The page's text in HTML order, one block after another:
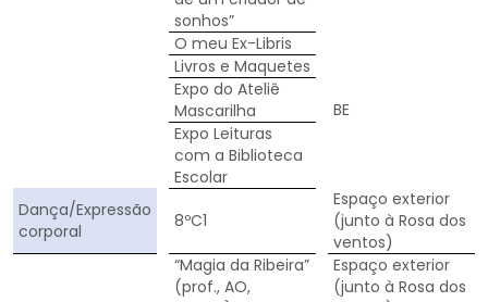
sonhos”
O meu Ex-Libris
BE
Livros e Maquetes
Expo do Ateliê
Mascarilha
Expo Leituras
com a Biblioteca
Escolar
Dança/Expressão
corporal
8ºC1
Espaço exterior
(junto à Rosa dos
ventos)
“Magia da Ribeira”
(prof., AO,
Espaço exterior
(junto à Rosa dos